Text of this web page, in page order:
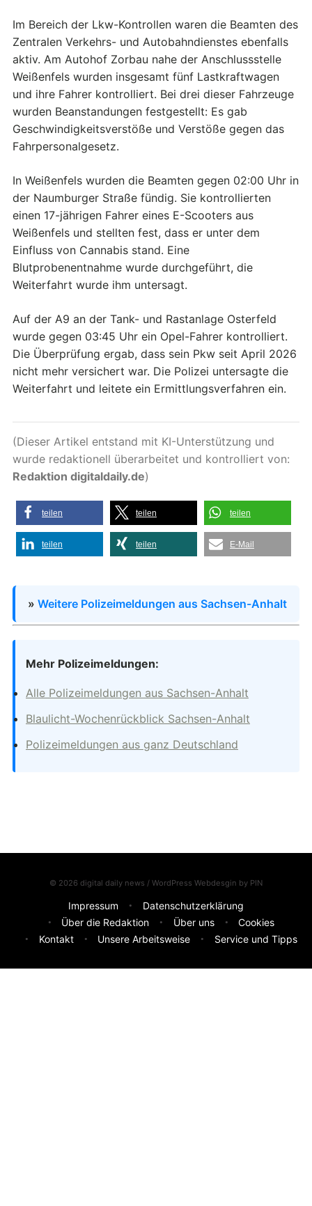
Im Bereich der Lkw-Kontrollen waren die Beamten des
Zentralen Verkehrs- und Autobahndienstes ebenfalls
aktiv. Am Autohof Zorbau nahe der Anschlussstelle
Weißenfels wurden insgesamt fünf Lastkraftwagen
und ihre Fahrer kontrolliert. Bei drei dieser Fahrzeuge
wurden Beanstandungen festgestellt: Es gab
Geschwindigkeitsverstöße und Verstöße gegen das
Fahrpersonalgesetz.
In Weißenfels wurden die Beamten gegen 02:00 Uhr in
der Naumburger Straße fündig. Sie kontrollierten
einen 17-jährigen Fahrer eines E-Scooters aus
Weißenfels und stellten fest, dass er unter dem
Einfluss von Cannabis stand. Eine
Blutprobenentnahme wurde durchgeführt, die
Weiterfahrt wurde ihm untersagt.
Auf der A9 an der Tank- und Rastanlage Osterfeld
wurde gegen 03:45 Uhr ein Opel-Fahrer kontrolliert.
Die Überprüfung ergab, dass sein Pkw seit April 2026
nicht mehr versichert war. Die Polizei untersagte die
Weiterfahrt und leitete ein Ermittlungsverfahren ein.
(Dieser Artikel entstand mit KI-Unterstützung und
wurde redaktionell überarbeitet und kontrolliert von:
Redaktion digitaldaily.de)
teilen teilen teilen
teilen teilen E-Mail
» Weitere Polizeimeldungen aus Sachsen-Anhalt
Mehr Polizeimeldungen:
Alle Polizeimeldungen aus Sachsen-Anhalt
Blaulicht-Wochenrückblick Sachsen-Anhalt
Polizeimeldungen aus ganz Deutschland
© 2026 digital daily news / WordPress Webdesgin by PIN
Impressum
Datenschutzerklärung
Über die Redaktion
Über uns
Cookies
Kontakt
Unsere Arbeitsweise Service und Tipps